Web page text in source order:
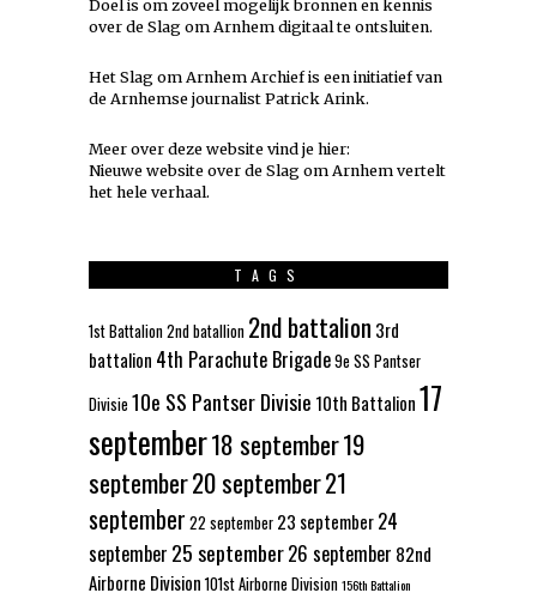
Doel is om zoveel mogelijkbronnen en kennis
over de Slag om Arnhem digitaal te ontsluiten.
Het Slag om Arnhem Archief is een initiatief van
de Arnhemse journalist Patrick Arink.
Meer over deze website vind je hier:
Nieuwe website over de Slag om Arnhem vertelt
het hele verhaal.
TAGS
1st Battalion2nd batallion 2nd battalion 3rd
battalion 4th Parachute Brigade9e SS Pantser
Divisie 10e SS Pantser Divisie 10th Battalion17
september18 september19
september20 september21
september 22 september 23 september24
september 25 september26 september 82nd
Airborne Division 101st Airborne Division156th Battalion